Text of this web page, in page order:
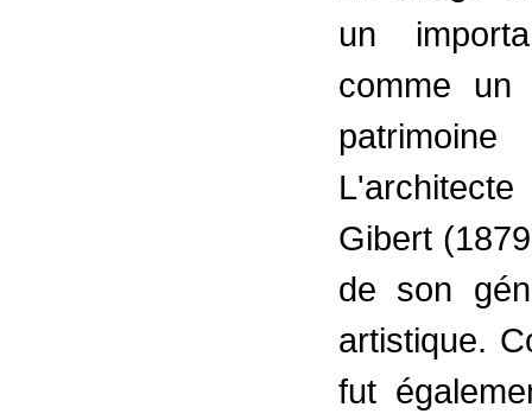
un
comme
Gibert
de son
artistique.
fut